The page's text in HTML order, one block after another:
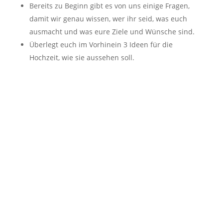
Bereits zu Beginn gibt es von uns einige Fragen,
damit wir genau wissen, wer ihr seid, was euch
ausmacht und was eure Ziele und Wünsche sind.
Überlegt euch im Vorhinein 3 Ideen für die
Hochzeit, wie sie aussehen soll.